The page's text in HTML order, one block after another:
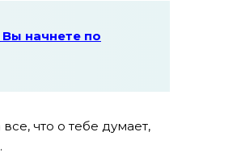
начнете по
что о тебе думает,